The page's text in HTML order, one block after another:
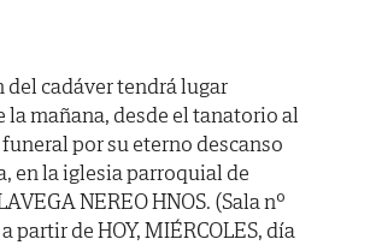
del cadáver tendrá lugar
la mañana, desde el tanatorio al
por su eterno descanso
en la iglesia parroquial de
NEREO HNOS. (Sala nº
de HOY, MIÉRCOLES, día